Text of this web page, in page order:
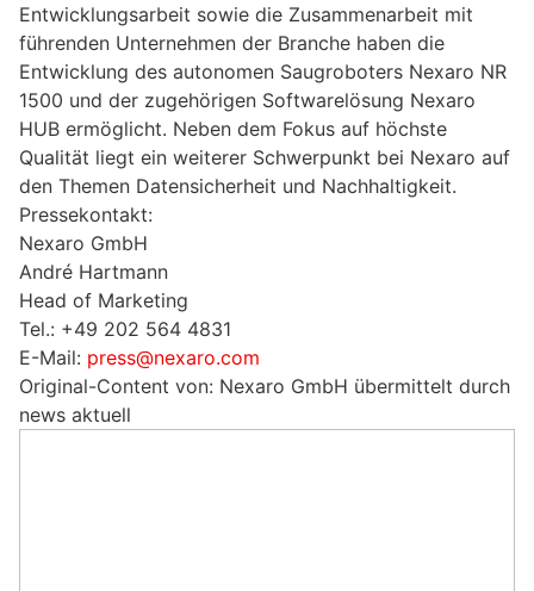
Entwicklungsarbeit sowie die Zusammenarbeit mit
führenden Unternehmen der Branche haben die
Entwicklung des autonomen Saugroboters Nexaro NR
1500 und der zugehörigen Softwarelösung Nexaro
HUB ermöglicht. Neben dem Fokus auf höchste
Qualität liegt ein weiterer Schwerpunkt bei Nexaro auf
den Themen Datensicherheit und Nachhaltigkeit.
Pressekontakt:
Nexaro GmbH
André Hartmann
Head of Marketing
Tel.: +49 202 564 4831
E-Mail: press@nexaro.com
Original-Content von: Nexaro GmbH übermittelt durch
news aktuell